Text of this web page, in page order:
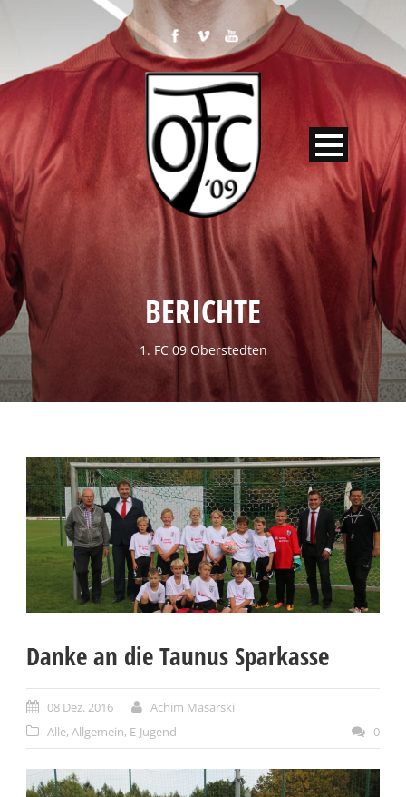
BERICHTE
1. FC 09 Oberstedten
Danke an die Taunus Sparkasse
08 Dez. 2016
Achim Masarski
Alle, Allgemein, E-Jugend 0